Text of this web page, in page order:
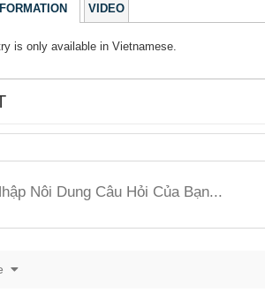
VIDEO
is only available in Vietnamese.